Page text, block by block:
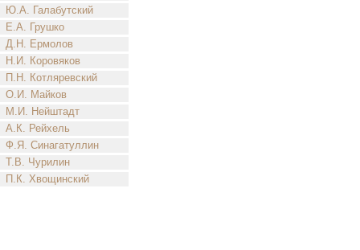
Ю.А. Галабутский
Е.А. Грушко
Д.Н. Ермолов
Н.И. Коровяков
П.Н. Котляревский
О.И. Майков
М.И. Нейштадт
А.К. Рейхель
Ф.Я. Синагатуллин
Т.В. Чурилин
П.К. Хвощинский